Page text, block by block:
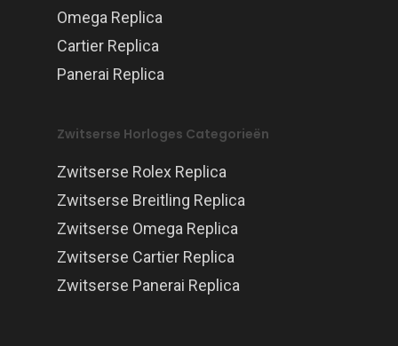
Omega Replica
Cartier Replica
Panerai Replica
Zwitserse Horloges Categorieën
Zwitserse Rolex Replica
Zwitserse Breitling Replica
Zwitserse Omega Replica
Zwitserse Cartier Replica
Zwitserse Panerai Replica